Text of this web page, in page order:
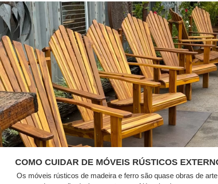
COMO CUIDAR DE MÓVEIS RÚSTICOS
Os móveis rústicos de madeira e ferro são quase obras de